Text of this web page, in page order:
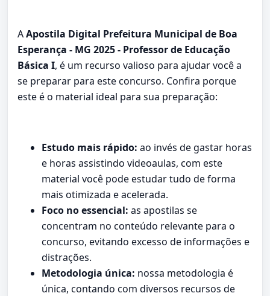
AApostila Digital Prefeitura Municipal de Boa
Esperança - MG 2025 - Professor de Educação
Básica I, é um recurso valioso para ajudar você a
se preparar para este concurso. Confira porque
este é o material ideal para sua preparação:
Estudo mais rápido: ao invés de gastar horas
e horas assistindo videoaulas, com este
material você pode estudar tudo de forma
mais otimizada e acelerada.
Foco no essencial: as apostilas se
concentram no conteúdo relevante para o
concurso, evitando excesso de informações e
distrações.
Metodologia única: nossa metodologia é
única, contando com diversos recursos de